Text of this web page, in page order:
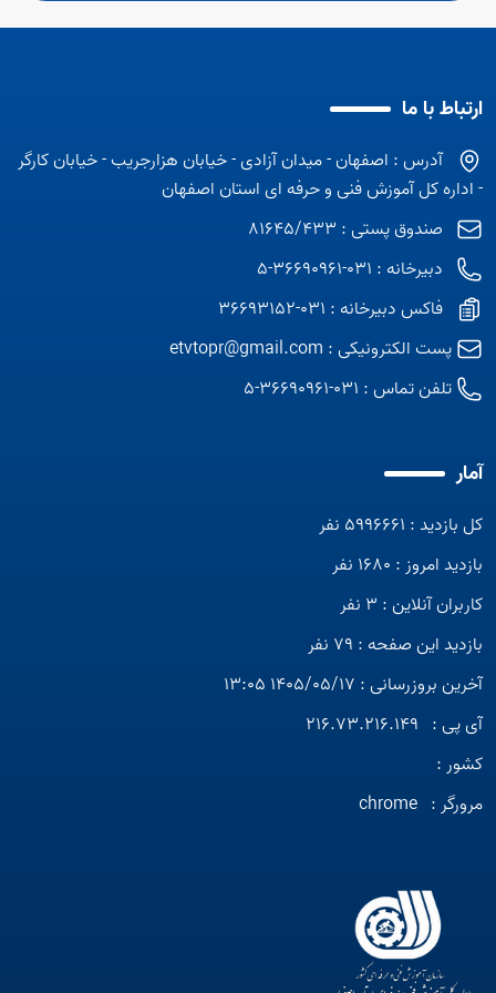
ارتباط با ما
آدرس : اصفهان - میدان آزادی - خیابان هزارجریب - خیابان کارگر
- اداره کل آموزش فنی و حرفه ای استان اصفهان
صندوق پستی : 81645/433
دبیرخانه : 031-36690961-5
فاکس دبیرخانه : 031-36693152
پست الکترونیکی : etvtopr@gmail.com
تلفن تماس : 031-36690961-5
آمار
کل بازدید : 5996661 نفر
بازدید امروز : 1680 نفر
کاربران آنلاین : 3 نفر
بازدید این صفحه : 79 نفر
آخرین بروزرسانی : 1405/05/17 13:05
آی پی : 216.73.216.149
کشور :
مرورگر : chrome